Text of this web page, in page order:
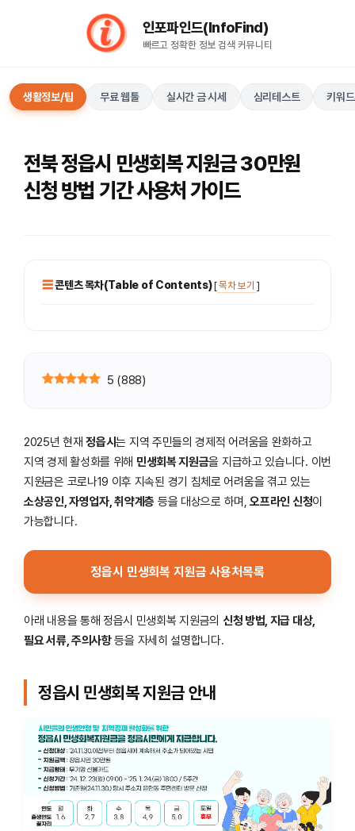
인포파인드(InfoFind)​​​​
빠르고 정확한 정보 검색 커뮤니티
생활정보/팁 무료 웹툴 실시간 금 시세 심리테스트 키워
전북 정읍시 민생회복 지원금 30만원
신청 방법 기간 사용처 가이드
콘텐츠 목차(Table of Contents)[목차 보기 ]
5 (888)
2025년 현재정읍시는 지역 주민들의 경제적 어려움을 완화하고
지역 경제 활성화를 위해 민생회복 지원금을 지급하고 있습니다. 이번
지원금은 코로나19 이후 지속된 경기 침체로 어려움을 겪고 있는
소상공인, 자영업자, 취약계층 등을 대상으로 하며,오프라인 신청이
가능합니다.
정읍시 민생회복 지원금 사용처목록
아래 내용을 통해 정읍시 민생회복 지원금의 신청 방법, 지급 대상,
필요 서류, 주의사항등을 자세히 설명합니다.
정읍시 민생회복 지원금 안내